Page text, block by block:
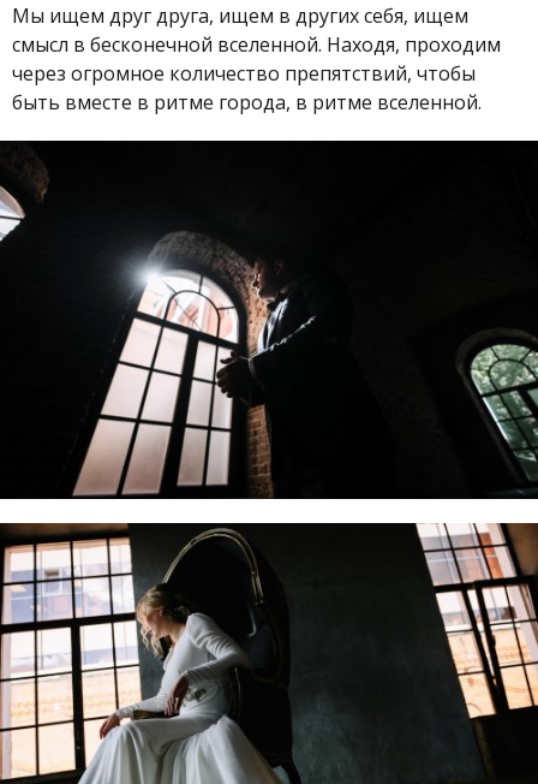
Мы ищем друг друга, ищем в других себя, ищем
смысл в бесконечной вселенной. Находя, проходим
через огромное количество препятствий, чтобы
быть вместе в ритме города, в ритме вселенной.